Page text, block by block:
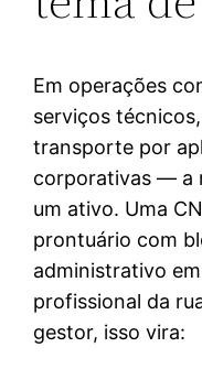
Em operações
serviços
transporte por
corporativas — a
um ativo. Uma
prontuário com
administrativo
profissional da
gestor, isso vira: